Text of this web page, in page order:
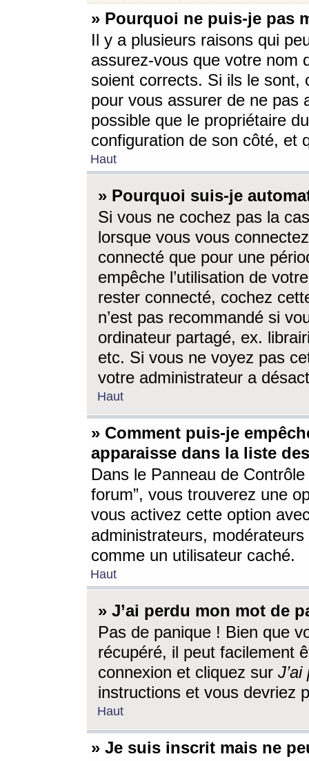
» Pourquoi ne puis-je pas
Il y a plusieurs raisons qui
assurez-vous que votre nom
soient corrects. Si ils le sont,
pour vous assurer de ne pas
possible que le propriétaire
configuration de son côté, et
Haut
» Pourquoi suis-je
Si vous ne cochez pas la
lorsque vous vous
connecté que pour une
empêche l’utilisation de
rester connecté, cochez
n’est pas recommandé si
ordinateur partagé, ex.
etc. Si vous ne voyez pas
votre administrateur a
Haut
» Comment puis-je
apparaisse dans la liste
Dans le Panneau de
forum”, vous trouverez une
vous activez cette option
administrateurs,
comme un utilisateur caché.
Haut
» J’ai perdu mon mot de
Pas de panique ! Bien que
récupéré, il peut facilement
connexion et cliquez sur
instructions et vous devriez
Haut
» Je suis inscrit mais ne